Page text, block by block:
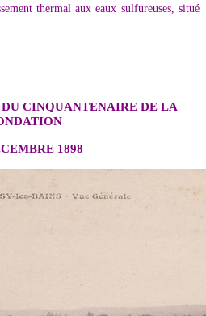
thermal aux eaux sulfureuses, situé
CINQUANTENAIRE DE LA
1898